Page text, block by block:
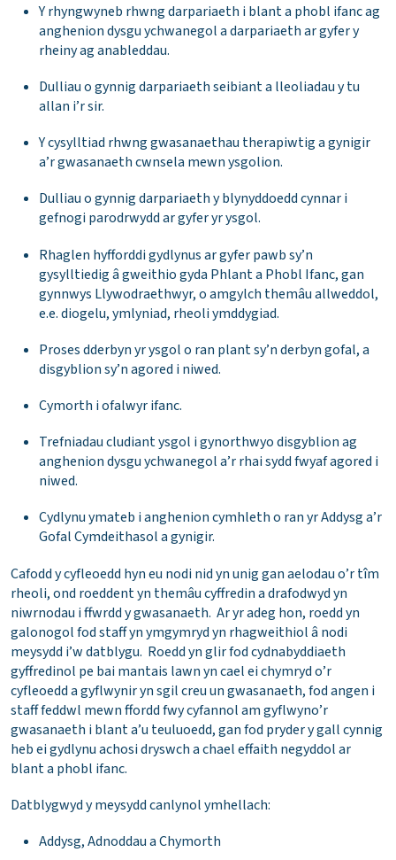
Y rhyngwyneb rhwng darpariaeth i blant a phobl ifanc ag
anghenion dysgu ychwanegol a darpariaeth ar gyfer y
rheiny ag anableddau.
Dulliau o gynnig darpariaeth seibiant a lleoliadau y tu
allan i’r sir.
Y cysylltiad rhwng gwasanaethau therapiwtig a gynigir
a’r gwasanaeth cwnsela mewn ysgolion.
Dulliau o gynnig darpariaeth y blynyddoedd cynnar i
gefnogi parodrwydd ar gyfer yr ysgol.
Rhaglen hyfforddi gydlynus ar gyfer pawb sy’n
gysylltiedig â gweithio gyda Phlant a Phobl Ifanc, gan
gynnwys Llywodraethwyr, o amgylch themâu allweddol,
e.e. diogelu, ymlyniad, rheoli ymddygiad.
Proses dderbyn yr ysgol o ran plant sy’n derbyn gofal, a
disgyblion sy’n agored i niwed.
Cymorth i ofalwyr ifanc.
Trefniadau cludiant ysgol i gynorthwyo disgyblion ag
anghenion dysgu ychwanegol a’r rhai sydd fwyaf agored i
niwed.
Cydlynu ymateb i anghenion cymhleth o ran yr Addysg a’r
Gofal Cymdeithasol a gynigir.
Cafodd y cyfleoedd hyn eu nodi nid yn unig gan aelodau o’r tîm
rheoli, ond roeddent yn themâu cyffredin a drafodwyd yn
niwrnodau i ffwrdd y gwasanaeth. Ar yr adeg hon, roedd yn
galonogol fod staff yn ymgymryd yn rhagweithiol â nodi
meysydd i’w datblygu. Roedd yn glir fod cydnabyddiaeth
gyffredinol pe bai mantais lawn yn cael ei chymryd o’r
cyfleoedd a gyflwynir yn sgil creu un gwasanaeth, fod angen i
staff feddwl mewn ffordd fwy cyfannol am gyflwyno’r
gwasanaeth i blant a’u teuluoedd, gan fod pryder y gall cynnig
heb ei gydlynu achosi dryswch a chael effaith negyddol ar
blant a phobl ifanc.
Datblygwyd y meysydd canlynol ymhellach:
Addysg, Adnoddau a Chymorth